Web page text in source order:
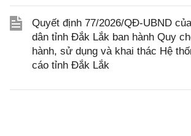
Quyết định 77/2026/QĐ-UBND
dân tỉnh Đắk Lắk ban hành Quy
hành, sử dụng và khai thác Hệ
cáo tỉnh Đắk Lắk